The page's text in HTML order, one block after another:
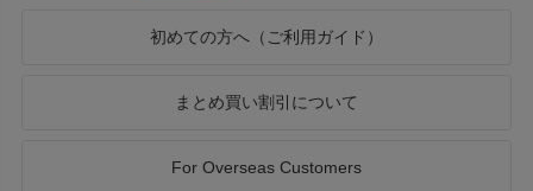
初めての方へ（ご利用ガイド）
まとめ買い割引について
For Overseas Customers